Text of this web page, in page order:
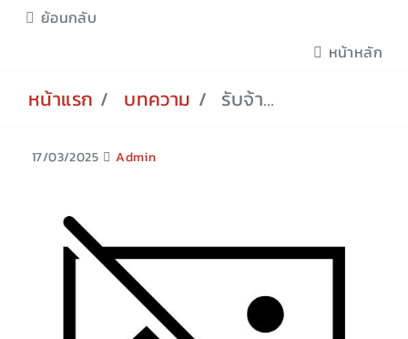
ย้อนกลับ
หน้าหลัก
หน้าแรก บทความ รับจ้างขนย้าย
17/03/2025 Admin